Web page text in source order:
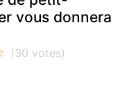
vous donnera